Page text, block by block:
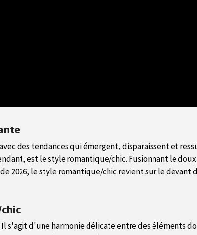
des tendances qui émergent, disparaissent et
est le style romantique/chic. Fusionnant le
2026, le style romantique/chic revient sur le
d'une harmonie délicate entre des éléments